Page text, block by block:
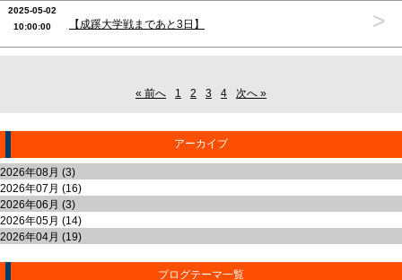
2025-05-02
10:00:00
【成蹊大学戦まであと3日】 >
« 前へ 1 2 3 4 次へ »
アーカイブ
2026年08月 (3)
2026年07月 (16)
2026年06月 (3)
2026年05月 (14)
2026年04月 (19)
ブログテーマ一覧